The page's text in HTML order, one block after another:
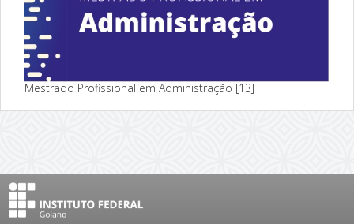
Mestrado Profissional em Administração [13]